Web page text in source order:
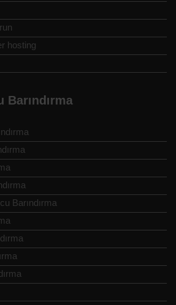
hosting
Barındırma
Barındırma